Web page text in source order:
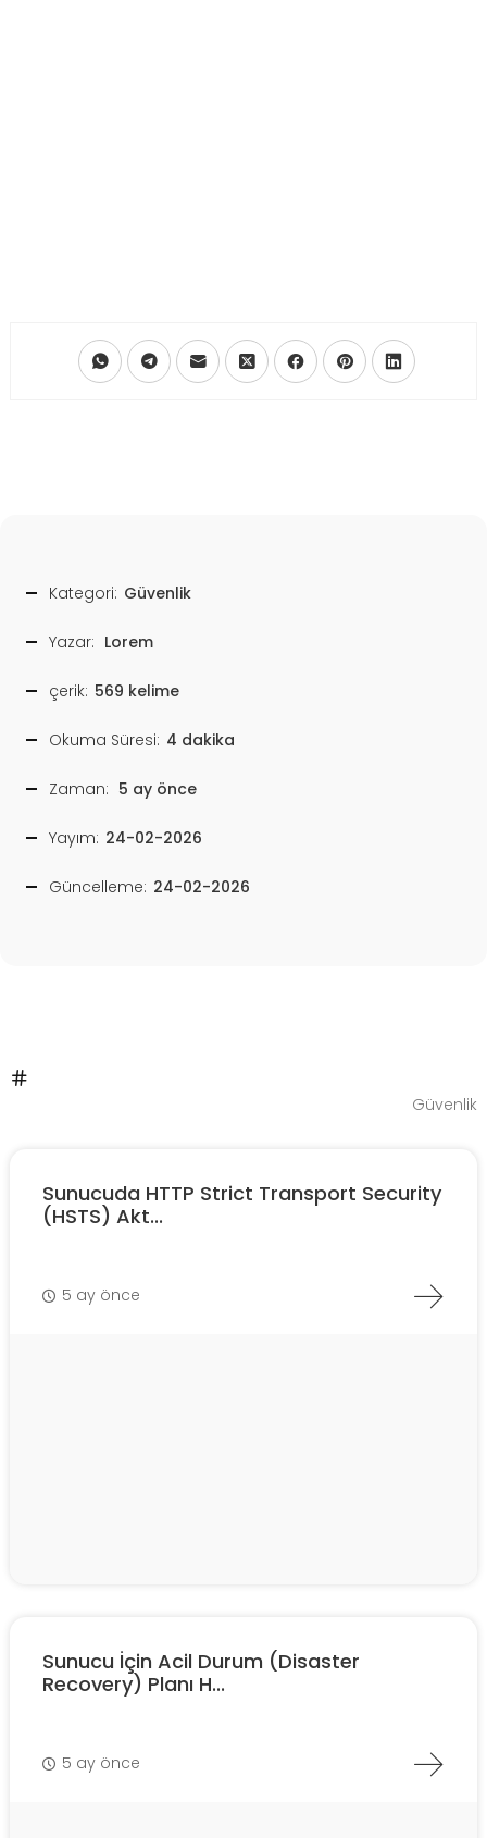
Kategori: Güvenlik
Yazar: Lorem
çerik: 569 kelime
Okuma Süresi: 4 dakika
Zaman: 5 ay önce
Yayım: 24-02-2026
Güncelleme: 24-02-2026
Güvenlik
Sunucuda HTTP Strict Transport Security
(HSTS) Akt...
5 ay önce
Sunucu İçin Acil Durum (Disaster
Recovery) Planı H...
5 ay önce